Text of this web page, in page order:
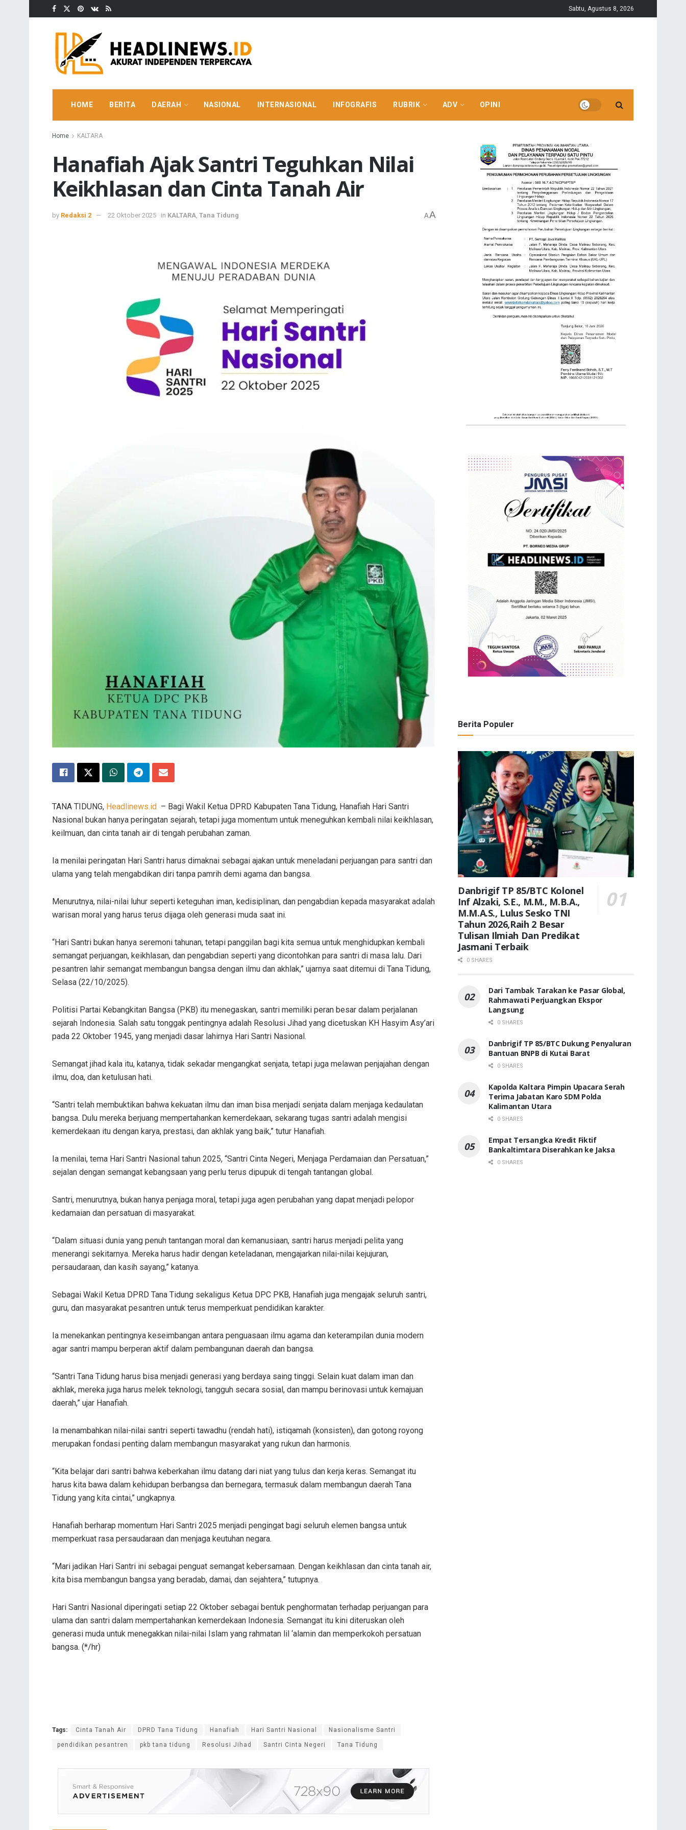
Sabtu, Agustus 8, 2026
HOME BERITA DAERAH NASIONAL INTERNASIONAL INFOGRAFIS RUBRIK ADV OPINI
Home KALTARA
Hanafiah Ajak Santri Teguhkan Nilai
Keikhlasan dan Cinta Tanah Air
by Redaksi 2 22 Oktober 2025 in KALTARA Tana Tidung AA
TANA TIDUNG, Headlinews.id – Bagi Wakil Ketua DPRD Kabupaten Tana Tidung, Hanafiah Hari Santri
Nasional bukan hanya peringatan sejarah, tetapi juga momentum untuk meneguhkan kembali nilai keikhlasan,
keilmuan, dan cinta tanah air di tengah perubahan zaman.
Ia menilai peringatan Hari Santri harus dimaknai sebagai ajakan untuk meneladani perjuangan para santri dan
ulama yang telah mengabdikan diri tanpa pamrih demi agama dan bangsa.
Menurutnya, nilai-nilai luhur seperti keteguhan iman, kedisiplinan, dan pengabdian kepada masyarakat adalah
warisan moral yang harus terus dijaga oleh generasi muda saat ini.
“Hari Santri bukan hanya seremoni tahunan, tetapi panggilan bagi kita semua untuk menghidupkan kembali
semangat perjuangan, keikhlasan, dan pengabdian seperti yang dicontohkan para santri di masa lalu. Dari
pesantren lahir semangat membangun bangsa dengan ilmu dan akhlak,” ujarnya saat ditemui di Tana Tidung,
Selasa (22/10/2025).
Politisi Partai Kebangkitan Bangsa (PKB) itu menegaskan, santri memiliki peran besar dalam perjalanan
sejarah Indonesia. Salah satu tonggak pentingnya adalah Resolusi Jihad yang dicetuskan KH Hasyim Asy’ari
pada 22 Oktober 1945, yang menjadi dasar lahirnya Hari Santri Nasional.
Semangat jihad kala itu, katanya, tidak sekadar mengangkat senjata, tetapi juga melawan penjajahan dengan
ilmu, doa, dan ketulusan hati.
“Santri telah membuktikan bahwa kekuatan ilmu dan iman bisa menjadi senjata dalam menjaga kedaulatan
bangsa. Dulu mereka berjuang mempertahankan kemerdekaan, sekarang tugas santri adalah mengisi
kemerdekaan itu dengan karya, prestasi, dan akhlak yang baik,” tutur Hanafiah.
Ia menilai, tema Hari Santri Nasional tahun 2025, “Santri Cinta Negeri, Menjaga Perdamaian dan Persatuan,”
sejalan dengan semangat kebangsaan yang perlu terus dipupuk di tengah tantangan global.
Santri, menurutnya, bukan hanya penjaga moral, tetapi juga agen perubahan yang dapat menjadi pelopor
kedamaian dan persatuan di masyarakat.
“Dalam situasi dunia yang penuh tantangan moral dan kemanusiaan, santri harus menjadi pelita yang
menerangi sekitarnya. Mereka harus hadir dengan keteladanan, mengajarkan nilai-nilai kejujuran,
persaudaraan, dan kasih sayang,” katanya.
Sebagai Wakil Ketua DPRD Tana Tidung sekaligus Ketua DPC PKB, Hanafiah juga mengajak seluruh santri,
guru, dan masyarakat pesantren untuk terus memperkuat pendidikan karakter.
Ia menekankan pentingnya keseimbangan antara penguasaan ilmu agama dan keterampilan dunia modern
agar santri mampu berperan aktif dalam pembangunan daerah dan bangsa.
“Santri Tana Tidung harus bisa menjadi generasi yang berdaya saing tinggi. Selain kuat dalam iman dan
akhlak, mereka juga harus melek teknologi, tangguh secara sosial, dan mampu berinovasi untuk kemajuan
daerah,” ujar Hanafiah.
Ia menambahkan nilai-nilai santri seperti tawadhu (rendah hati), istiqamah (konsisten), dan gotong royong
merupakan fondasi penting dalam membangun masyarakat yang rukun dan harmonis.
“Kita belajar dari santri bahwa keberkahan ilmu datang dari niat yang tulus dan kerja keras. Semangat itu
harus kita bawa dalam kehidupan berbangsa dan bernegara, termasuk dalam membangun daerah Tana
Tidung yang kita cintai,” ungkapnya.
Hanafiah berharap momentum Hari Santri 2025 menjadi pengingat bagi seluruh elemen bangsa untuk
memperkuat rasa persaudaraan dan menjaga keutuhan negara.
“Mari jadikan Hari Santri ini sebagai penguat semangat kebersamaan. Dengan keikhlasan dan cinta tanah air,
kita bisa membangun bangsa yang beradab, damai, dan sejahtera,” tutupnya.
Hari Santri Nasional diperingati setiap 22 Oktober sebagai bentuk penghormatan terhadap perjuangan para
ulama dan santri dalam mempertahankan kemerdekaan Indonesia. Semangat itu kini diteruskan oleh
generasi muda untuk menegakkan nilai-nilai Islam yang rahmatan lil ‘alamin dan memperkokoh persatuan
bangsa. (*/hr)
Tags: Cinta Tanah Air DPRD Tana Tidung Hanafiah Hari Santri Nasional Nasionalisme Santri
pendidikan pesantren pkb tana tidung Resolusi Jihad Santri Cinta Negeri Tana Tidung
Berita Populer
Danbrigif TP 85/BTC Kolonel
Inf Alzaki, S.E., M.M., M.B.A.,
M.M.A.S., Lulus Sesko TNI
Tahun 2026,Raih 2 Besar
Tulisan Ilmiah Dan Predikat
Jasmani Terbaik
0 SHARES
Dari Tambak Tarakan ke Pasar Global,
Rahmawati Perjuangkan Ekspor
Langsung
0 SHARES
Danbrigif TP 85/BTC Dukung Penyaluran
Bantuan BNPB di Kutai Barat
0 SHARES
Kapolda Kaltara Pimpin Upacara Serah
Terima Jabatan Karo SDM Polda
Kalimantan Utara
0 SHARES
Empat Tersangka Kredit Fiktif
Bankaltimtara Diserahkan ke Jaksa
0 SHARES